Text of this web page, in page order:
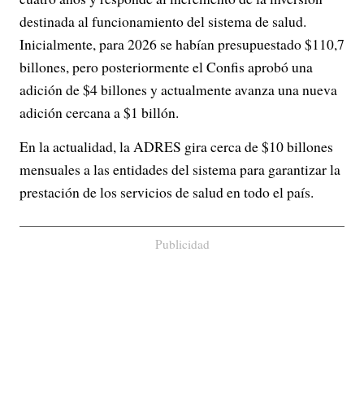
destinada al funcionamiento del sistema de salud.
Inicialmente, para 2026 se habían presupuestado $110,7
billones, pero posteriormente el Confis aprobó una
adición de $4 billones y actualmente avanza una nueva
adición cercana a $1 billón.
En la actualidad, la ADRES gira cerca de $10 billones
mensuales a las entidades del sistema para garantizar la
prestación de los servicios de salud en todo el país.
Publicidad